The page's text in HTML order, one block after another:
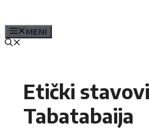
MENI
Etički
Tabatabaija